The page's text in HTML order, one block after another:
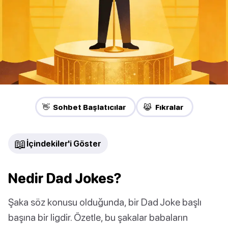
👋 Sohbet Başlatıcılar 😹 Fıkralar
📖 İçindekiler'i Göster
Nedir Dad Jokes?
Şaka söz konusu olduğunda, bir Dad Joke başlı
başına bir ligdir. Özetle, bu şakalar babaların